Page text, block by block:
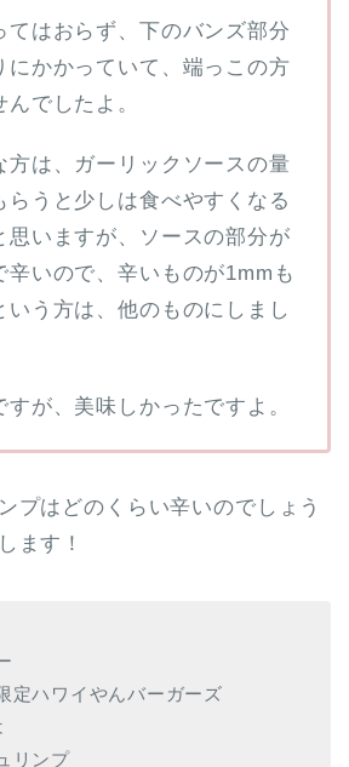
てはおらず、下のバンズ部分
にかかっていて、端っこの方
でしたよ。
方は、ガーリックソースの量
らうと少しは食べやすくなる
思いますが、ソースの部分が
辛いので、辛いものが1mmも
いう方は、他のものにしまし
すが、美味しかったですよ。
プはどのくらい辛いのでしょう
ます！
定ハワイやんバーガーズ
リンプ